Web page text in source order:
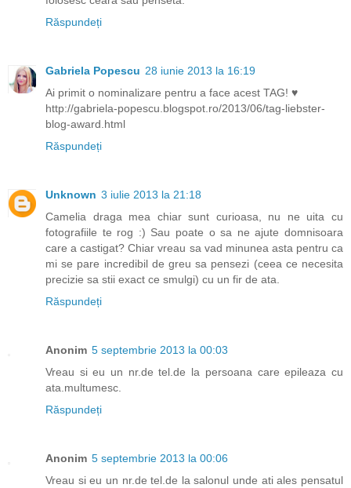
Răspundeți
Gabriela Popescu 28 iunie 2013 la 16:19
Ai primit o nominalizare pentru a face acest TAG! ♥
http://gabriela-popescu.blogspot.ro/2013/06/tag-liebster-
blog-award.html
Răspundeți
Unknown 3 iulie 2013 la 21:18
Camelia draga mea chiar sunt curioasa, nu ne uita cu
fotografiile te rog :) Sau poate o sa ne ajute domnisoara
care a castigat? Chiar vreau sa vad minunea asta pentru ca
mi se pare incredibil de greu sa pensezi (ceea ce necesita
precizie sa stii exact ce smulgi) cu un fir de ata.
Răspundeți
Anonim 5 septembrie 2013 la 00:03
Vreau si eu un nr.de tel.de la persoana care epileaza cu
ata.multumesc.
Răspundeți
Anonim 5 septembrie 2013 la 00:06
Vreau si eu un nr.de tel.de la salonul unde ati ales pensatul